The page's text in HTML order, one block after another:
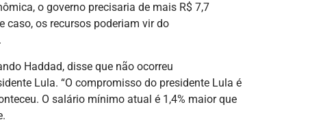
o governo precisaria de mais R$ 7,7
caso, os recursos poderiam vir do
Haddad, disse que não ocorreu
Lula. “O compromisso do presidente Lula é
O salário mínimo atual é 1,4% maior que